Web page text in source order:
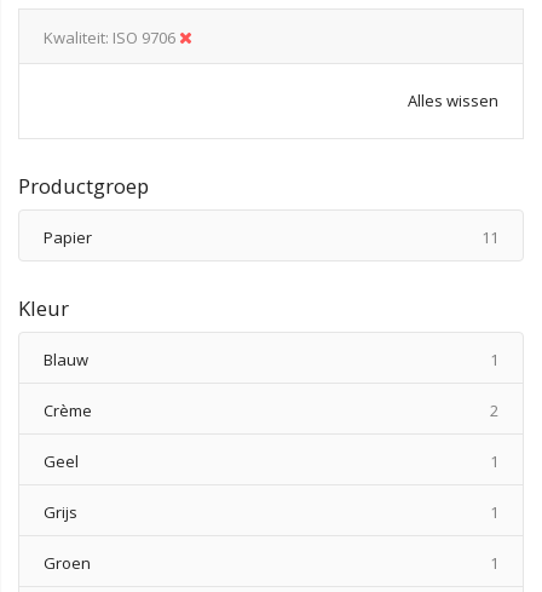
Kwaliteit ISO 9706
Alles wissen
Productgroep
Papier 11
Kleur
Blauw 1
Crème 2
Geel 1
Grijs 1
Groen 1